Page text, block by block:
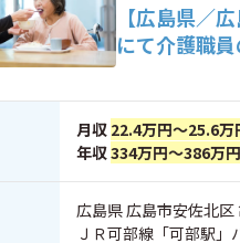
【広島県／
にて介護職
月収 22.4万円～25.6万
年収334万円～386万円
広島県 広島市安佐北
ＪＲ可部線「可部駅」